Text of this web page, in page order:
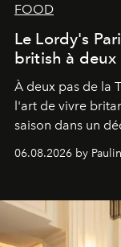
FOOD
Le Lordy's
british à deux
À deux pas de la
l'art de vivre
saison dans un
06.08.2026 by